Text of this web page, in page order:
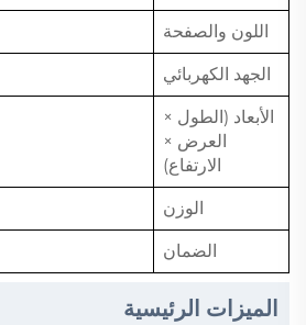
اللون والصفحة
الجهد الكهربائي
الأبعاد (الطول ×
العرض ×
الارتفاع)
الوزن
الضمان
الميزات الرئيسية